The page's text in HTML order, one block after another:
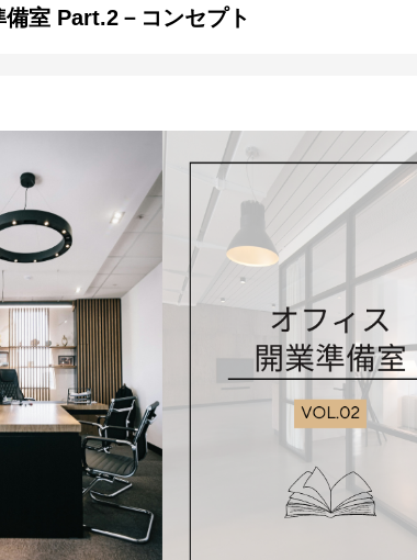
室 Part.2－コンセプト